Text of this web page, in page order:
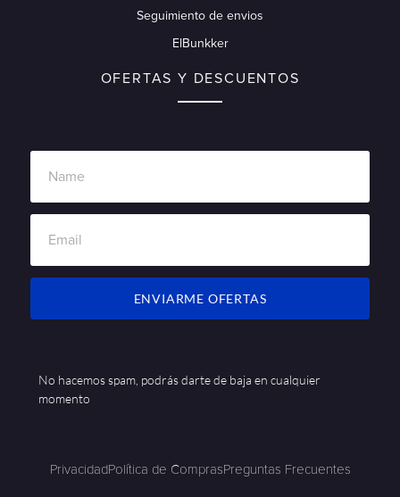
Seguimiento de envios
ElBunkker
OFERTAS Y DESCUENTOS
ENVIARME OFERTAS
No hacemos spam, podrás darte de baja en cualquier
momento
PrivacidadPolítica de ComprasPreguntas Frecuentes